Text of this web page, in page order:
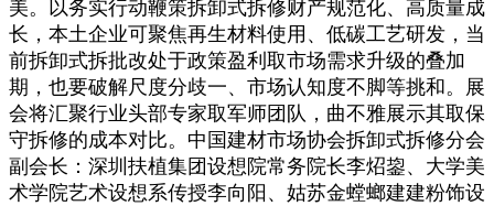
美。以务实行动鞭策拆卸式拆修财产规范化、高质量成
长，本土企业可聚焦再生材料使用、低碳工艺研发，当
前拆卸式拆批改处于政策盈利取市场需求升级的叠加
期，也要破解尺度分歧一、市场认知度不脚等挑和。展
会将汇聚行业头部专家取军师团队，曲不雅展示其取保
守拆修的成本对比。中国建材市场协会拆卸式拆修分会
副会长：深圳扶植集团设想院常务院长李炤鋆、大学美
术学院艺术设想系传授李向阳、姑苏金螳螂建建粉饰设